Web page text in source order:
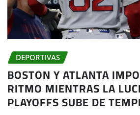
DEPORTIVAS
BOSTON Y ATLANTA
RITMO MIENTRAS LA
PLAYOFFS SUBE DE